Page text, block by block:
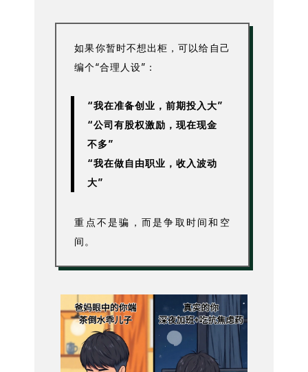
如果你暂时不想出柜，可以给自己
编个“合理人设”：
“我在准备创业，前期投入大”
“公司有股权激励，现在现金
不多”
“我在做自由职业，收入波动
大”
重点不是骗，而是争取时间和空
间。